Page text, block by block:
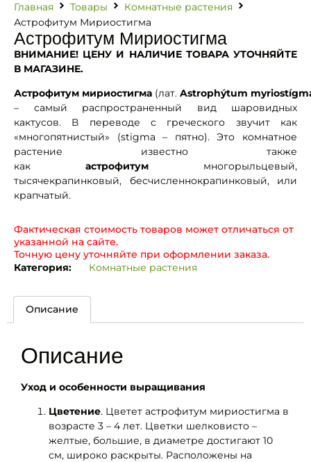
Главная Товары
Комнатные растения
Астрофитум Мириостигма
Астрофитум Мириостигма
ВНИМАНИЕ! ЦЕНУ И НАЛИЧИЕ ТОВАРА УТОЧНЯЙТЕ
В МАГАЗИНЕ.
Астрофитум мириостигма (лат. Astrophýtum
– самый распространенный вид шаровидных
кактусов. В переводе с греческого звучит как
«многопятнистый» (stigma – пятно). Это комнатное
растение известно также
как астрофитум многорыльцевый,
тысячекрапинковый, бесчисленнокрапинковый, или
крапчатый.
Фактическая стоимость товаров может отличаться от
указанной на сайте.
Точную цену уточняйте при оформлении заказа.
Категория:
Комнатные растения
Описание
Описание
Уход и особенности выращивания
Цветение. Цветет астрофитум мириостигма в
возрасте 3 – 4 лет. Цветки шелковисто –
желтые, большие, в диаметре достигают 10
см, широко раскрыты. Расположены на